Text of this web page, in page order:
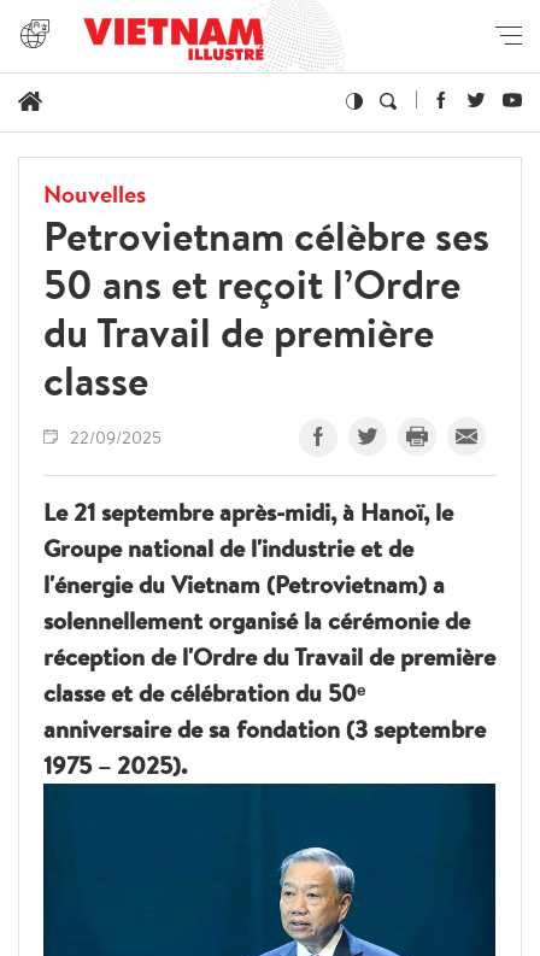
Nouvelles
Petrovietnam célèbre ses
50 ans et reçoit l’Ordre
du Travail de première
classe
22/09/2025
Le 21 septembre après-midi, à Hanoï, le
Groupe national de l'industrie et de
l'énergie du Vietnam (Petrovietnam) a
solennellement organisé la cérémonie de
réception de l'Ordre du Travail de première
classe et de célébration du 50ᵉ
anniversaire de sa fondation (3 septembre
1975 – 2025).